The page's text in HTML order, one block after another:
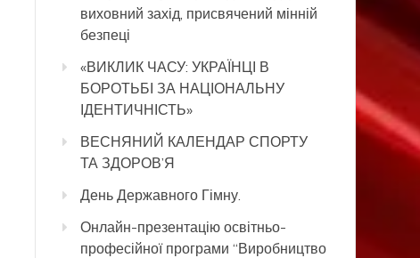
виховний захід, присвячений мінній
безпеці
«ВИКЛИК ЧАСУ: УКРАЇНЦІ В
БОРОТЬБІ ЗА НАЦІОНАЛЬНУ
ІДЕНТИЧНІСТЬ»
ВЕСНЯНИЙ КАЛЕНДАР СПОРТУ
ТА ЗДОРОВ’Я
День Державного Гімну.
Онлайн-презентацію освітньо-
професійної програми “Виробництво